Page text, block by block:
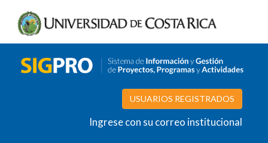
USUARIOS REGISTRADOS
Ingrese con su correo institucional